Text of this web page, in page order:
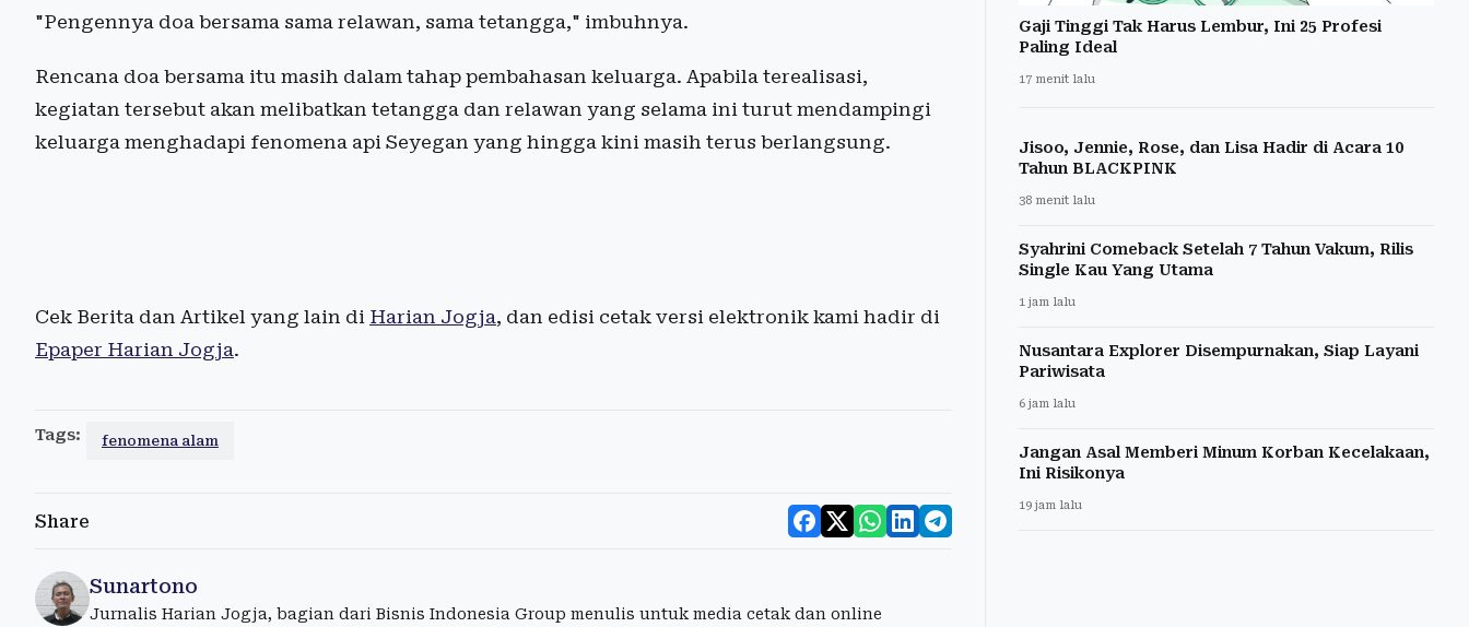
"Pengennya doa bersama sama relawan, sama tetangga," imbuhnya.
Rencana doa bersama itu masih dalam tahap pembahasan keluarga. Apabila terealisasi,
kegiatan tersebut akan melibatkan tetangga dan relawan yang selama ini turut mendampingi
keluarga menghadapi fenomena api Seyegan yang hingga kini masih terus berlangsung.
Cek Berita dan Artikel yang lain di Harian Jogja, dan edisi cetak versi elektronik kami hadir di
Epaper Harian Jogja.
Tags: fenomena alam
Share
Sunartono
Jurnalis Harian Jogja, bagian dari Bisnis Indonesia Group menulis untuk media cetak dan online
Gaji Tinggi Tak Harus Lembur, Ini 25 Profesi
Paling Ideal
17 menit lalu
Jisoo, Jennie, Rose, dan Lisa Hadir di Acara 10
Tahun BLACKPINK
38 menit lalu
Syahrini Comeback Setelah 7 Tahun Vakum, Rilis
Single Kau Yang Utama
1 jam lalu
Nusantara Explorer Disempurnakan, Siap Layani
Pariwisata
6 jam lalu
Jangan Asal Memberi Minum Korban Kecelakaan,
Ini Risikonya
19 jam lalu